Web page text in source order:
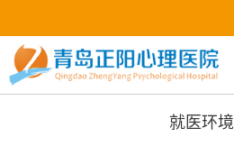
就医环境